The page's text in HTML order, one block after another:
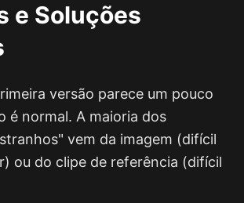
e Soluções
versão parece um pouco
é normal. A maioria dos
vem da imagem (difícil
ou do clipe de referência (difícil